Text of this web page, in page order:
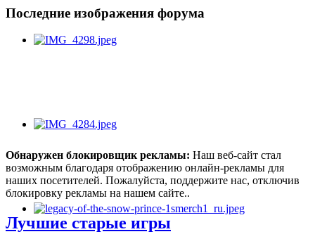
Последние изображения форума
Обнаружен блокировщик рекламы: Наш веб-сайт стал
возможным благодаря отображению онлайн-рекламы для
наших посетителей. Пожалуйста, поддержите нас, отключив
блокировку рекламы на нашем сайте..
Лучшие старые игры